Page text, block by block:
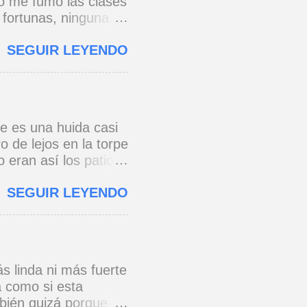
ninguna
chuzos de punta
vencidos ni
con mil gramos
posmodernos
mucho frío.
SEGUIR LEYENDO
es una huida casi
de lejos en la torpe
eran así los patios
tranvía que
SEGUIR LEYENDO
linda ni más fuerte
como si esta
quizá porque